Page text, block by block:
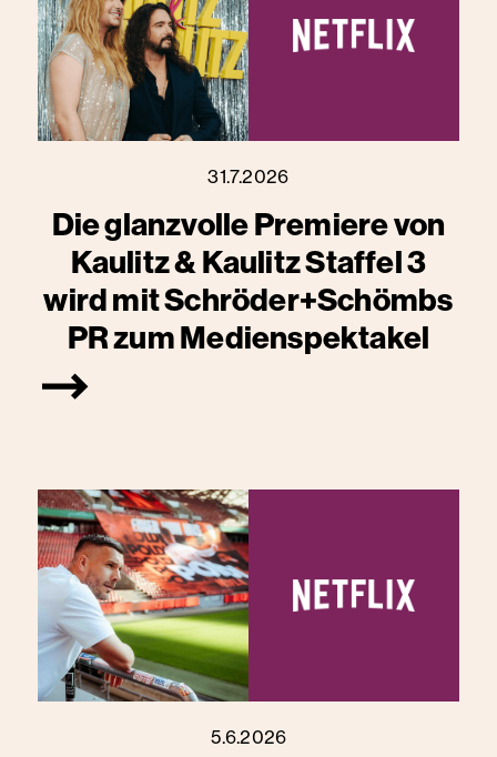
31.7.2026
Die glanzvolle Premiere von
Kaulitz & Kaulitz Staffel 3
wird mit Schröder+Schömbs
PR zum Medienspektakel
5.6.2026